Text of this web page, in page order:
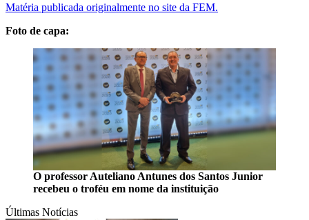
Matéria publicada originalmente no site da FEM.
Foto de capa:
O professor Auteliano Antunes dos Santos Junior
recebeu o troféu em nome da instituição
Últimas Notícias